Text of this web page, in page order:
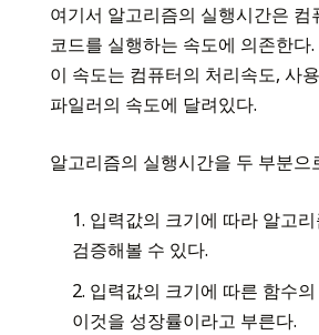
여기서 알고리즘의 실행시간은 컴
코드를 실행하는 속도에 의존한다.
이 속도는 컴퓨터의 처리속도, 사
파일러의 속도에 달려있다.
알고리즘의 실행시간을 두 부분으
입력값의 크기에 따라 알고
검증해볼 수 있다.
입력값의 크기에 따른 함수
이것을 성장률이라고 부른다.